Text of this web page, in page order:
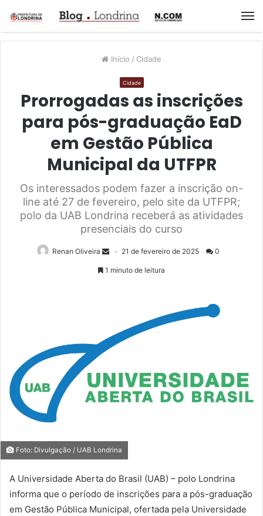
Início / Cidade
Cidade
Prorrogadas as inscrições
para pós-graduação EaD
em Gestão Pública
Municipal da UTFPR
Os interessados podem fazer a inscrição on-
line até 27 de fevereiro, pelo site da UTFPR;
polo da UAB Londrina receberá as atividades
presenciais do curso
Renan Oliveira 21 de fevereiro de 2025 0
1 minuto de leitura
Foto: Divulgação / UAB Londrina
A Universidade Aberta do Brasil (UAB) – polo Londrina
informa que o período de inscrições para a pós-graduação
em Gestão Pública Municipal, ofertada pela Universidade